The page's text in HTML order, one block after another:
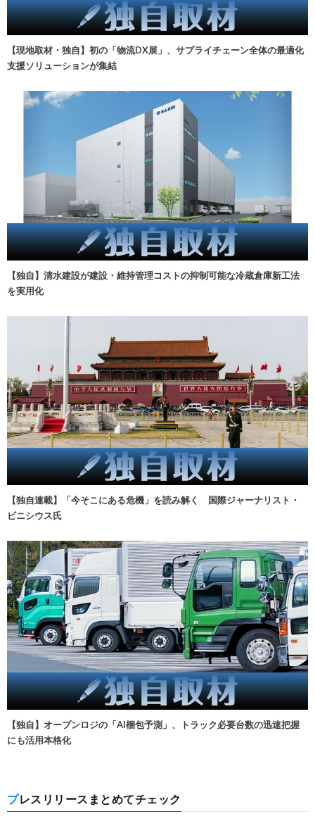
【現地取材・独自】初の「物流DX展」、サプライチェーン全体の最適化
支援ソリューションが集結
【独自】清水建設が建設・維持管理コストの抑制可能な冷蔵倉庫新工法
を実用化
【独自連載】「今そこにある危機」を読み解く 国際ジャーナリスト・
ビニシウス氏
【独自】オープンロジの「AI梱包予測」、トラック必要台数の迅速把握
にも活用本格化
プレスリリースまとめてチェック